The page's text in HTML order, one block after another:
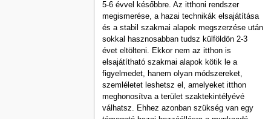
5-6 évvel későbbre. Az itthoni rendszer
megismerése, a hazai technikák elsajátítása
és a stabil szakmai alapok megszerzése után
sokkal hasznosabban tudsz külföldön 2-3
évet eltölteni. Ekkor nem az itthon is
elsajátítható szakmai alapok kötik le a
figyelmedet, hanem olyan módszereket,
szemléletet leshetsz el, amelyeket itthon
meghonosítva a terület szaktekintélyévé
válhatsz. Ehhez azonban szükség van egy